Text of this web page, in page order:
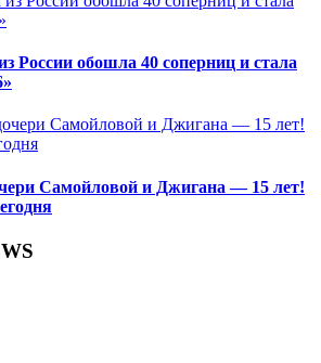
России обошла 40 соперниц и стала
Самойловой и Джигана — 15 лет!